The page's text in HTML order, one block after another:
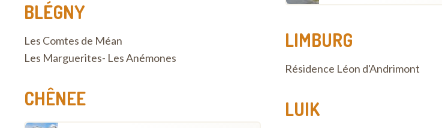
BLÉGNY
Les Comtes de Méan
Les Marguerites- Les Anémones
CHÊNEE
LIMBURG
Résidence Léon d'Andrimont
LUIK